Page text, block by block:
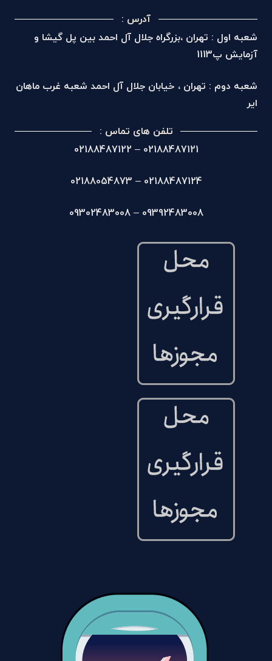
آدرس :
شعبه اول : تهران ،بزرگراه جلال آل احمد بین پل گیشا و
آزمایش پ1113
شعبه دوم : تهران ، خیابان جلال آل احمد شعبه غرب ماهان
ایر
تلفن های تماس :
02188487121 – 02188487122
02188487124 – 02188054873
09392483008 – 09302483008